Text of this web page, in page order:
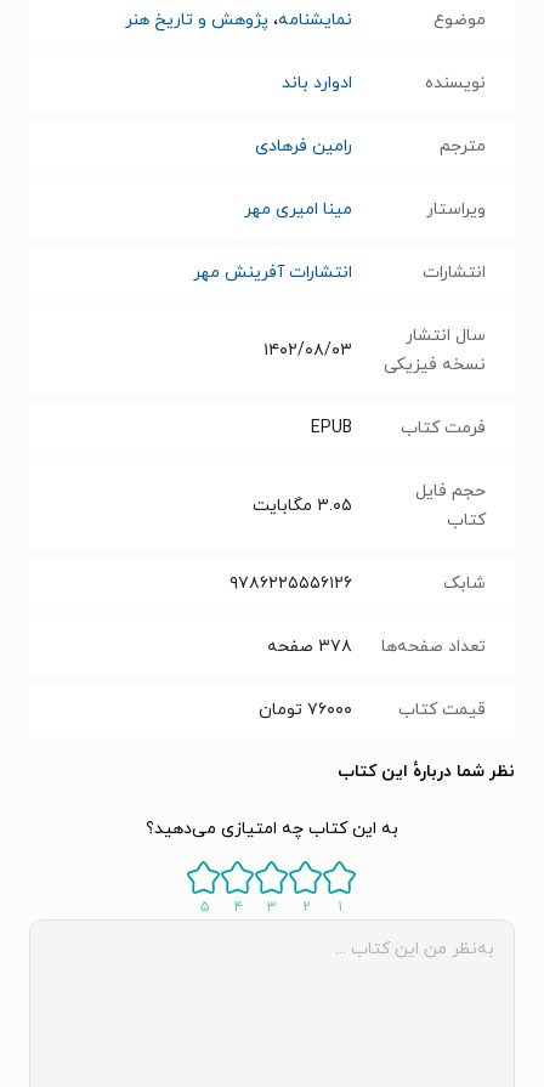
موضوع نمایشنامه، پژوهش و تاریخ هنر
نویسنده ادوارد باند
مترجم رامین فرهادی
ویراستار مینا امیری مهر
انتشارات انتشارات آفرینش مهر
سال انتشار
نسخه فیزیکی
۱۴۰۲/۰۸/۰۳
فرمت کتاب EPUB
حجم فایل
کتاب
۳.۰۵ مگابایت
شابک ۹۷۸۶۲۲۵۵۵۶۱۲۶
تعداد صفحه‌ها ۳۷۸ صفحه
قیمت کتاب ۷۶۰۰۰ تومان
نظر شما دربارهٔ این کتاب
به این کتاب چه امتیازی می‌دهید؟
۱ ۲ ۳ ۴ ۵